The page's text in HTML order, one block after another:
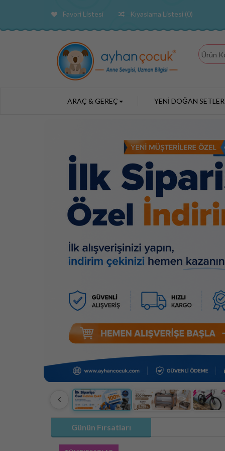
Favori Listesi Kıyaslama Listesi (0)
ARAÇ & GEREÇ YENİ DOĞAN SETLER
Günün Fırsatları